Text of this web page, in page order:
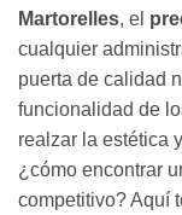
Martorelles, el
cualquier
puerta de calidad
funcionalidad de
realzar la estética
¿cómo encontrar
competitivo? Aquí